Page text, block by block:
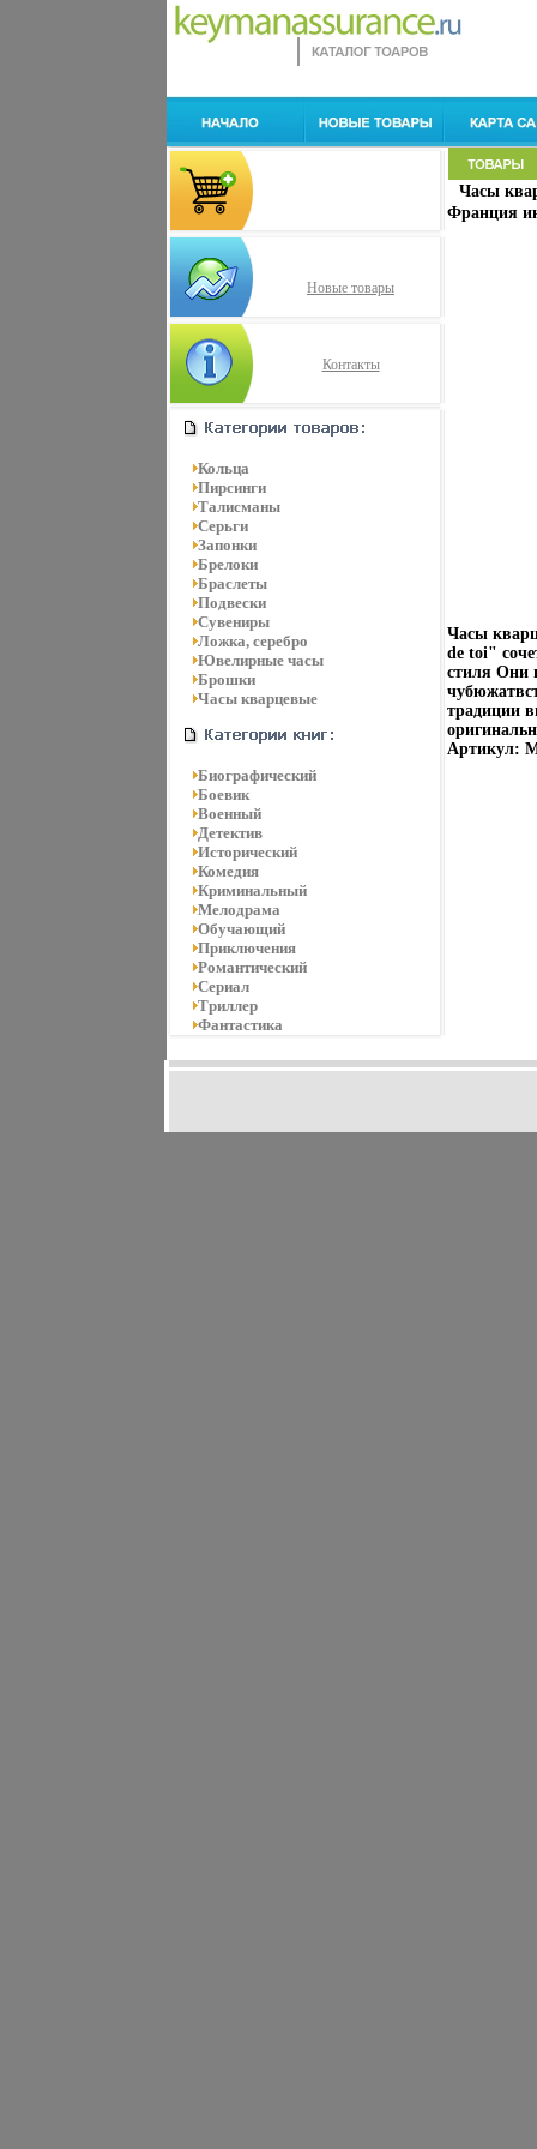
Новые товары
Контакты
Кольца
Пирсинги
Талисманы
Серьги
Запонки
Брелоки
Браслеты
Подвески
Сувениры
Ложка, серебро
Ювелирные часы
Брошки
Часы кварцевые
Биографический
Боевик
Военный
Детектив
Исторический
Комедия
Криминальный
Мелодрама
Обучающий
Приключения
Романтический
Сериал
Триллер
Фантастика
Часы
Франция
Часы
de toi"
стиля Они
традиции
Артикул: